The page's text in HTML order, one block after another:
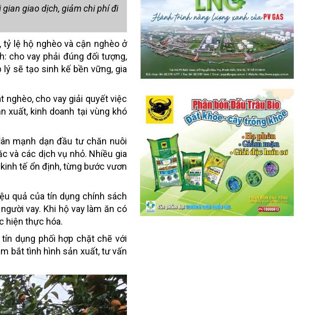
giao dịch, giảm chi phí đi
lệ hộ nghèo và cận nghèo ở
cho vay phải đúng đối tượng,
sẽ tạo sinh kế bền vững, gia
nghèo, cho vay giải quyết việc
xuất, kinh doanh tại vùng khó
mạnh dạn đầu tư chăn nuôi
và các dịch vụ nhỏ. Nhiều gia
tế ổn định, từng bước vươn
quả của tín dụng chính sách
vay. Khi hộ vay làm ăn có
hiện thực hóa.
dụng phối hợp chặt chẽ với
bắt tình hình sản xuất, tư vấn